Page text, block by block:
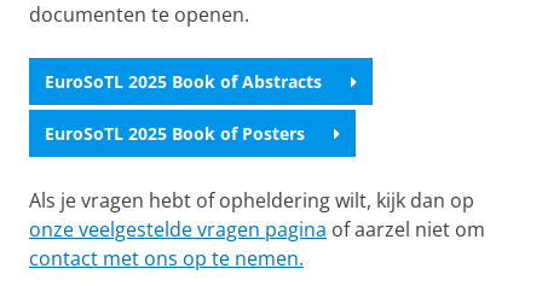
documenten te openen.
EuroSoTL 2025 Book of Abstracts
EuroSoTL 2025 Book of Posters
Als je vragen hebt of opheldering wilt, kijk dan op
onze veelgestelde vragen pagina of aarzel niet om
contact met ons op te nemen.